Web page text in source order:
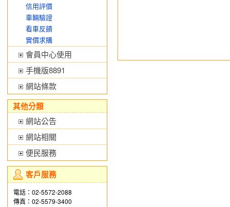
信用評價
車輛驗證
看車反饋
實價求購
會員中心使用
手機版8891
網站條款
其他分類
網站公告
網站相關
便民服務
客戶服務
電話：02-5572-2088
傳真：02-5579-3400